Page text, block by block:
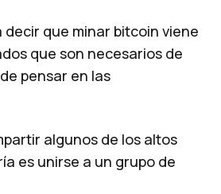
decir que minar bitcoin viene
que son necesarios de
pensar en las
algunos de los altos
es unirse a un grupo de